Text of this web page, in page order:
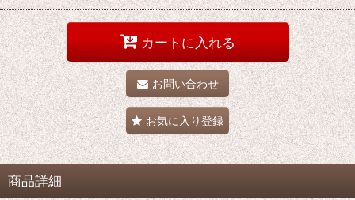
カートに入れる
お問い合わせ
お気に入り登録
商品詳細